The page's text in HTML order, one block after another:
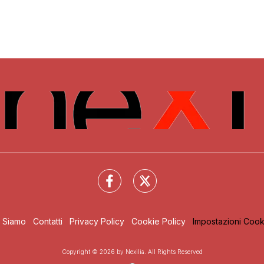
Siamo Contatti Privacy Policy Cookie Policy Impostazioni
Copyright © 2026 by Nexilia. All Rights Reserved